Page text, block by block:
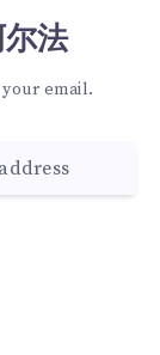
尔法
email.